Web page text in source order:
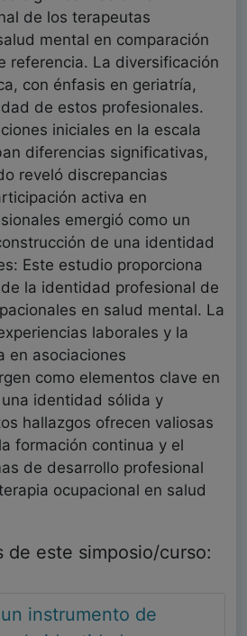
de los terapeutas
mental en comparación
referencia. La diversificación
con énfasis en geriatría,
de estos profesionales.
iniciales en la escala
diferencias significativas,
reveló discrepancias
activa en
emergió como un
de una identidad
Este estudio proporciona
la identidad profesional de
en salud mental. La
laborales y la
en asociaciones
como elementos clave en
identidad sólida y
hallazgos ofrecen valiosas
formación continua y el
de desarrollo profesional
ocupacional en salud
de este simposio/curso:
instrumento de